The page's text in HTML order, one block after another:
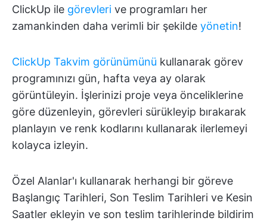
ClickUp ile görevleri ve programları her
zamankinden daha verimli bir şekilde yönetin!
ClickUp Takvim görünümünü kullanarak görev
programınızı gün, hafta veya ay olarak
görüntüleyin. İşlerinizi proje veya önceliklerine
göre düzenleyin, görevleri sürükleyip bırakarak
planlayın ve renk kodlarını kullanarak ilerlemeyi
kolayca izleyin.
Özel Alanlar'ı kullanarak herhangi bir göreve
Başlangıç Tarihleri, Son Teslim Tarihleri ve Kesin
Saatler ekleyin ve son teslim tarihlerinde bildirim